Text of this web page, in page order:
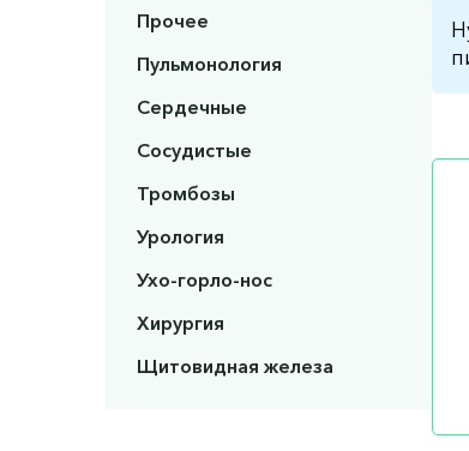
Прочее
Пульмонология
Сердечные
Сосудистые
Тромбозы
Урология
Ухо-горло-нос
Хирургия
Щитовидная железа